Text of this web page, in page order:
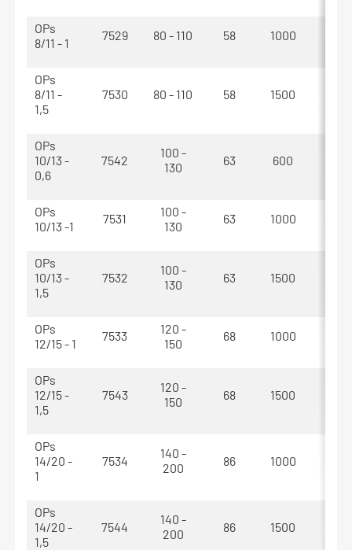
OPs
8/11 - 1
7529 80 - 110 58 1000
OPs
8/11 -
1,5
7530 80 - 110 58 1500
OPs
10/13 -
0,6
7542
100 -
130
63 600
OPs
10/13 -1
7531
100 -
130
63 1000
OPs
10/13 -
1,5
7532
100 -
130
63 1500
OPs
12/15 - 1
7533
120 -
150
68 1000
OPs
12/15 -
1,5
7543
120 -
150
68 1500
OPs
14/20 -
1
7534
140 -
200
86 1000
OPs
14/20 -
1,5
7544
140 -
200
86 1500